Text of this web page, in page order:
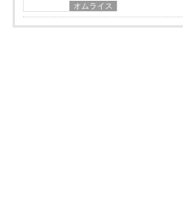
オムライス